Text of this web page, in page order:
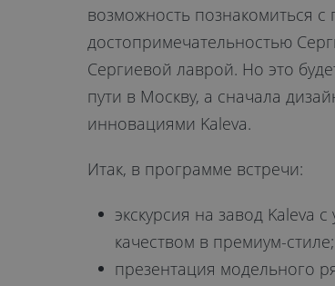
возможность познакомиться с
достопримечательностью
Сергиевой лаврой. Но это
пути в Москву, а сначала
инновациями Kaleva.
Итак, в программе встречи:
экскурсия на завод Kaleva
качеством в премиум-стиле;
презентация модельного